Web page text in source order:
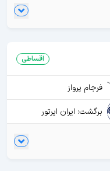
اقساطی
فرجام پرواز
برگشت: ایران ایرتور